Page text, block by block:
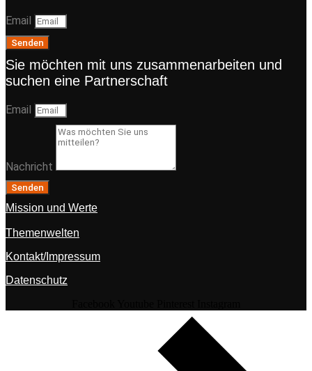
Email
Senden
Sie möchten mit uns zusammenarbeiten und
suchen eine Partnerschaft
Email
Nachricht
Senden
Mission und Werte
Themenwelten
Kontakt/Impressum
Datenschutz